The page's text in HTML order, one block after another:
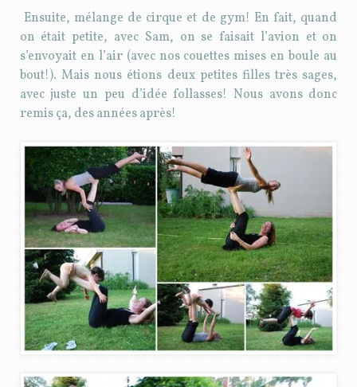
Ensuite, mélange de cirque et de gym! En fait, quand
on était petite, avec Sam, on se faisait l’avion et on
s’envoyait en l’air (avec nos couettes mises en boule au
bout!). Mais nous étions deux petites filles très sages,
avec juste un peu d’idée follasses! Nous avons donc
remis ça, des années après!